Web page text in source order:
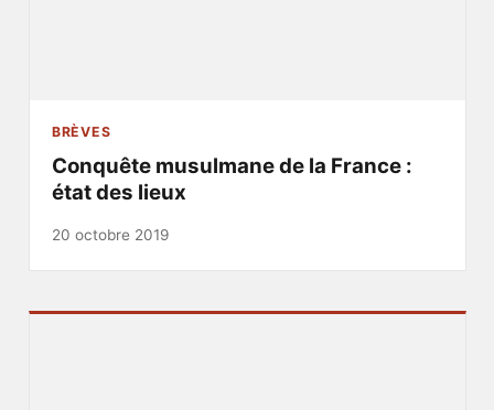
BRÈVES
Conquête musulmane de la France :
état des lieux
20 octobre 2019